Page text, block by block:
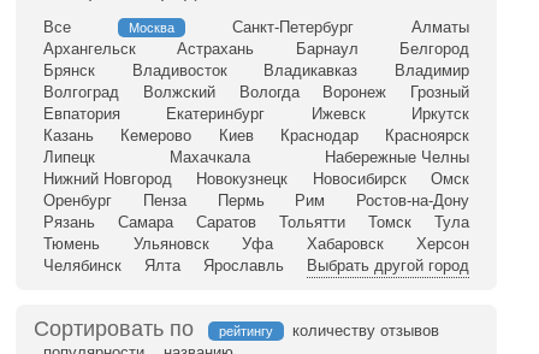
Все Москва Санкт-Петербург
Алматы
Архангельск
Астрахань Барнаул
Белгород
Брянск
Владивосток Владикавказ
Владимир
Волгоград
Волжский Вологда Воронеж
Грозный
Евпатория
Екатеринбург Ижевск
Иркутск
Казань
Кемерово Киев Краснодар
Красноярск
Липецк
Махачкала
Набережные Челны
Нижний Новгород
Новокузнецк Новосибирск
Омск
Оренбург
Пенза Пермь Рим
Ростов-на-Дону
Рязань
Самара Саратов Тольятти Томск
Тула
Тюмень
Ульяновск Уфа Хабаровск
Херсон
Челябинск
Ялта Ярославль Выбрать другой город
Сортировать по рейтингу
количеству отзывов